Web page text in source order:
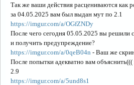
Так же ваши действия расцениваются как
за 04.05.2025 вам был выдан мут по 2.1
https://imgur.com/a/OGfZNDy
После чего сегодня 05.05.2025 вы решили
и получить предупреждение?
https://imgur.com/a/0qeB04n - Ваш же
После попытки адекватно вам
2.9
https://imgur.com/a/5und8s1